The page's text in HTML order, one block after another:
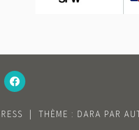
–
N’HÉSITEZ
PAS
À
NOTRE
FACEBOOK
;-) THÈME : DARA PAR